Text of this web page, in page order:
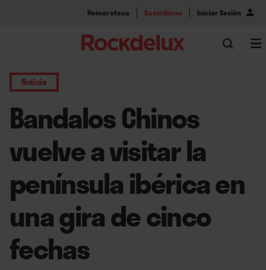
Hemeroteca Suscribirse Iniciar Sesión
Noticia
Bandalos Chinos
vuelve a visitar la
península ibérica en
una gira de cinco
fechas